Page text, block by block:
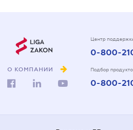
О КОМПАНИИ
Центр
0-800-
Подбор
0-800-